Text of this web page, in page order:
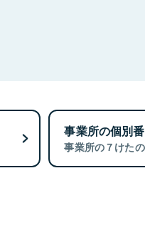
事業所の個別
事業所の７けた